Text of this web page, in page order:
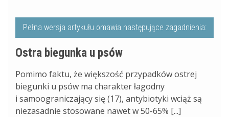
Pełna wersja artykułu omawia następujące zagadnienia:
Ostra biegunka u psów
Pomimo faktu, że większość przypadków ostrej
biegunki u psów ma charakter łagodny
i samoograniczający się (17), antybiotyki wciąż są
niezasadnie stosowane nawet w 50-65% [...]